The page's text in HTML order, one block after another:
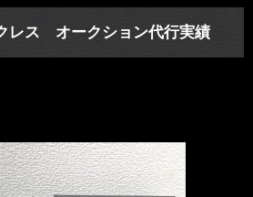
ス オークション代行実績